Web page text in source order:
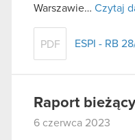
Warszawie… Czytaj
PDF ESPI - RB
Raport
6 czerwca 2023